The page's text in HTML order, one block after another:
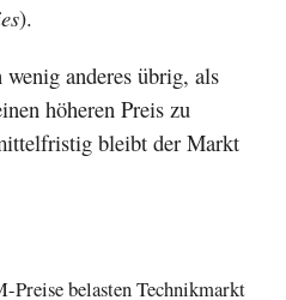
).
anderes übrig, als
höheren Preis zu
bleibt der Markt
belasten Technikmarkt